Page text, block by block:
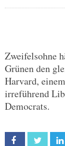
Zweifelsohne
Grünen den
Harvard,
irreführend
Democrats.
Facebook Twitter